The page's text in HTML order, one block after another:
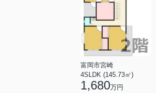
富岡市宮崎
4SLDK (145.73㎡)
1,680万円